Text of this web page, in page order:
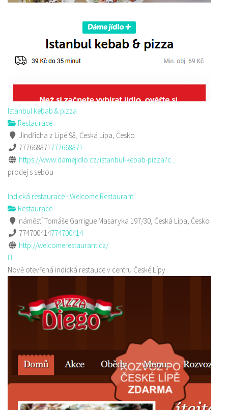
Istanbul kebab & pizza
Restaurace
Jindřicha z Lipé 98, Česká Lípa, Česko
777668871777668871
https://www.damejidlo.cz/istanbul-kebab-pizza?c...
prodej s sebou
Indická restaurace - Welcome Restaurant
Restaurace
náměstí Tomáše Garrigue Masaryka 197/30, Česká Lípa, Česko
774700414774700414
http://welcomerestaurant.cz/
Nově otevřená indická restauce v centru České Lípy